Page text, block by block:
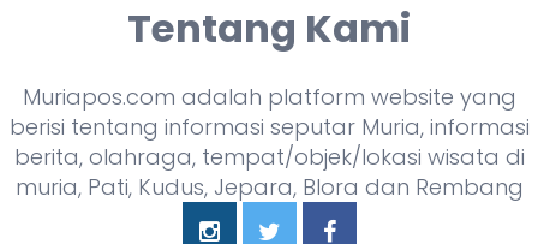
Tentang Kami
Muriapos.com adalah platform website yang
berisi tentang informasi seputar Muria, informasi
berita, olahraga, tempat/objek/lokasi wisata di
muria, Pati, Kudus, Jepara, Blora dan Rembang